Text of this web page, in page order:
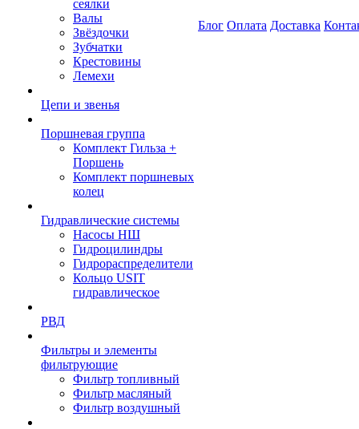
сеялки
Валы
Звёздочки
Зубчатки
Крестовины
Лемехи
Цепи и звенья
Поршневая группа
Комплект Гильза +
Поршень
Комплект поршневых
колец
Гидравлические системы
Насосы НШ
Гидроцилиндры
Гидрораспределители
Кольцо USIT
гидравлическое
РВД
Фильтры и элементы
фильтрующие
Фильтр топливный
Фильтр масляный
Фильтр воздушный
Блог Оплата Доставка